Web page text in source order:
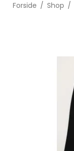
Forside / Shop /